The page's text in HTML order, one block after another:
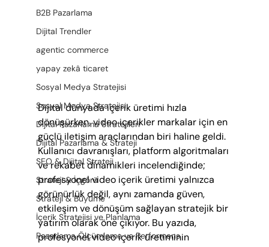
B2B Pazarlama
Dijital Trendler
agentic commerce
yapay zekâ ticaret
Sosyal Medya Stratejisi
Sosyal Medya Stratejisi
Dijital Pazarlama Stratejileri
Dijital Pazarlama & Strateji
SEO & Dijital Strateji
Strateji & İçgörü
Strateji & Büyüme
İçerik Stratejisi ve Planlama
Pazarlama Ölçümleme ve Performans
Dijital dünyada içerik üretimi hızla
dönüşürken, video içerikler markalar için en
güçlü iletişim araçlarından biri haline geldi.
Kullanıcı davranışları, platform algoritmaları
ve rekabet dinamikleri incelendiğinde;
profesyonel video içerik üretimi yalnızca
görünürlük değil, aynı zamanda güven,
etkileşim ve dönüşüm sağlayan stratejik bir
yatırım olarak öne çıkıyor. Bu yazıda,
profesyonel video içerik üretiminin